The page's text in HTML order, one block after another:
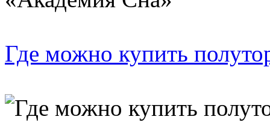
Где можно купить